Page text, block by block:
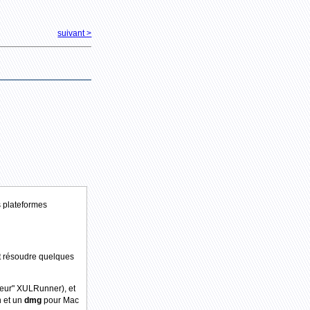
suivant >
plateformes
résoudre quelques
XULRunner), et
et undmg pour Mac